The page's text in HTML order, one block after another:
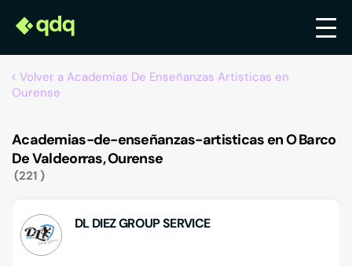
Volver a Academias De Enseñanzas Artisticas en
Ourense
Academias-de-enseñanzas-artisticas en O Barco
De Valdeorras, Ourense
221
DL DIEZ GROUP SERVICE